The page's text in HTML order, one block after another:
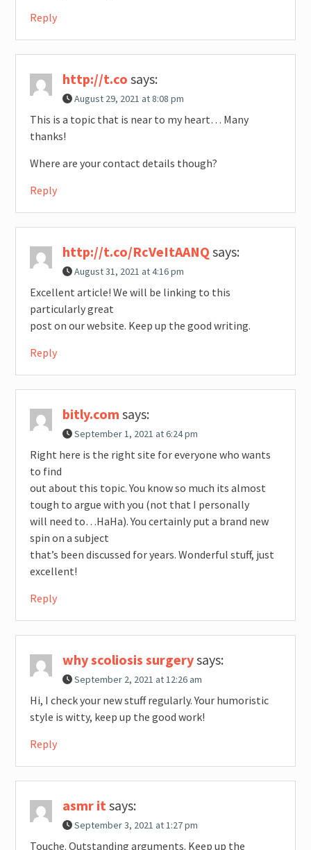
Reply
http://t.co says:
August 29, 2021 at 8:08 pm
This is a topic that is near to my heart… Many
thanks!
Where are your contact details though?
Reply
http://t.co/RcVeItAANQ says:
August 31, 2021 at 4:16 pm
Excellent article! We will be linking to this
particularly great
post on our website. Keep up the good writing.
Reply
bitly.com says:
September 1, 2021 at 6:24 pm
Right here is the right site for everyone who wants
to find
out about this topic. You know so much its almost
tough to argue with you (not that I personally
will need to…HaHa). You certainly put a brand new
spin on a subject
that’s been discussed for years. Wonderful stuff, just
excellent!
Reply
why scoliosis surgerysays:
September 2, 2021 at 12:26 am
Hi, I check your new stuff regularly. Your humoristic
style is witty, keep up the good work!
Reply
asmr itsays:
September 3, 2021 at 1:27 pm
Touche. Outstanding arguments. Keep up the